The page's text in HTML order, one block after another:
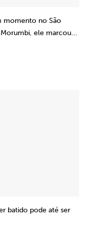
momento no São
ele marcou...
batido pode até ser